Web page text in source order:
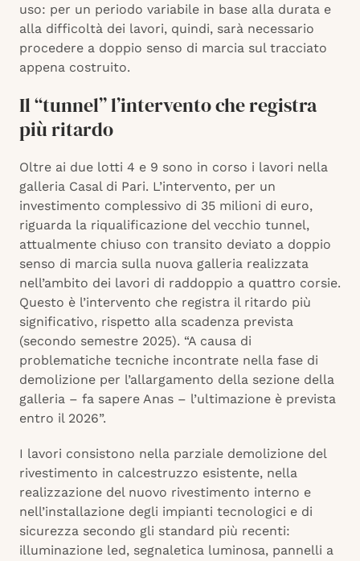
uso: per un periodo variabile in base alla durata e
alla difficoltà dei lavori, quindi, sarà necessario
procedere a doppio senso di marcia sul tracciato
appena costruito.
Il “tunnel” l’intervento che registra
più ritardo
Oltre ai due lotti 4 e 9 sono in corso i lavori nella
galleria Casal di Pari. L’intervento, per un
investimento complessivo di 35 milioni di euro,
riguarda la riqualificazione del vecchio tunnel,
attualmente chiuso con transito deviato a doppio
senso di marcia sulla nuova galleria realizzata
nell’ambito dei lavori di raddoppio a quattro corsie.
Questo è l’intervento che registra il ritardo più
significativo, rispetto alla scadenza prevista
(secondo semestre 2025). “A causa di
problematiche tecniche incontrate nella fase di
demolizione per l’allargamento della sezione della
galleria – fa sapere Anas – l’ultimazione è prevista
entro il 2026”.
I lavori consistono nella parziale demolizione del
rivestimento in calcestruzzo esistente, nella
realizzazione del nuovo rivestimento interno e
nell’installazione degli impianti tecnologici e di
sicurezza secondo gli standard più recenti:
illuminazione led, segnaletica luminosa, pannelli a